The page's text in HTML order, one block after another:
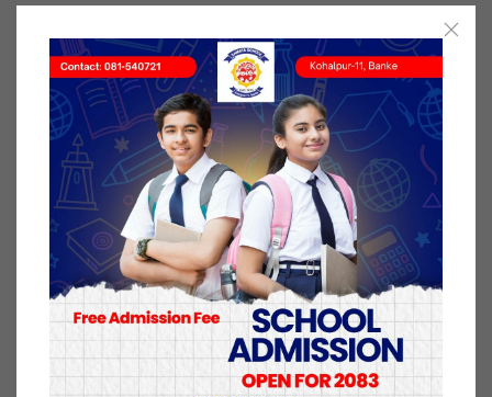
कक्षा ८, १० र १२ बाहेकको परीक्षा निरन्तर विद्यार्थी मूल्यांकन,
वैकल्पिक विधि र पाठ्यक्रम समायोजन ढाँचा २०७७ को
व्यवस्थाअनुसार गर्न सूचित गरिएको छ । कक्षा १० को नतिजा
राष्ट्रिय परीक्षा बोर्डले आन्तरिक मूल्यांकनका आधारमा
प्रकाशित गर्ने तय भइसकेको छ । कक्षा १२ को परीक्षाको
विषयमा पनि छिटै निर्णय हुने बोर्डले जनाएको छ ।
मन्त्रालयका उपसचिव बिदुर गिरीले जारी गरेको सूचनामा
असार १ देखि विद्यार्थीको भर्ना अभिलेख कायम राख्न निर्देशन
दिइएको छ । विद्यालयले आफ्ना सेवा क्षेत्रका बालबालिका र
अभिभावकसँग टेलिफोन वा अनलाइनलगायत वैकल्पिक
विधिबाट सम्पर्क गर्नुपर्ने उल्लेख छ ।